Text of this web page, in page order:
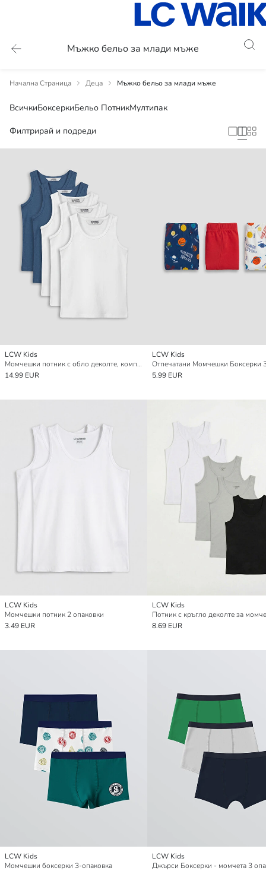
Мъжко бельо за млади мъже
Начална Страница Деца Мъжко бельо за млади мъже
ВсичкиБоксеркиБельо ПотникМултипак
Филтрирай и подреди
LCW Kids
Момчешки потник с обло деколте, комплект от 5 броя
14.99 EUR
LCW Kids
Отпечатани Момчешки Боксерки
5.99 EUR
LCW Kids
Момчешки потник 2 опаковки
3.49 EUR
LCW Kids
8.69 EUR
LCW Kids
Момчешки боксерки 3-опаковка
LCW Kids
Джърси Боксерки - момчета 3